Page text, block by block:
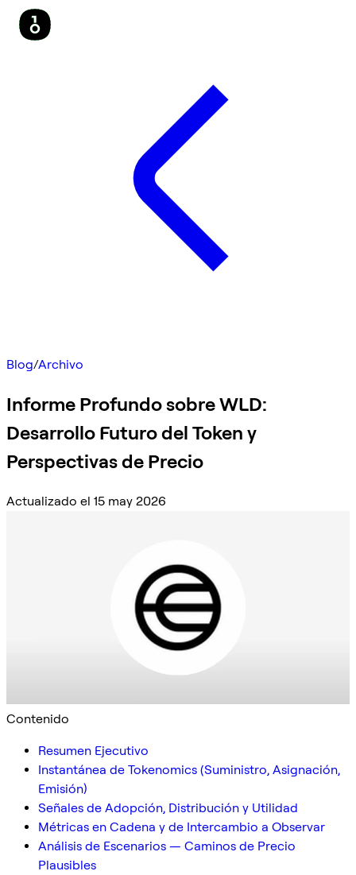
Blog/Archivo
Informe Profundo sobre WLD:
Desarrollo Futuro del Token y
Perspectivas de Precio
Actualizado el 15 may 2026
Contenido
Resumen Ejecutivo
Instantánea de Tokenomics (Suministro, Asignación,
Emisión)
Señales de Adopción, Distribución y Utilidad
Métricas en Cadena y de Intercambio a Observar
Análisis de Escenarios — Caminos de Precio
Plausibles